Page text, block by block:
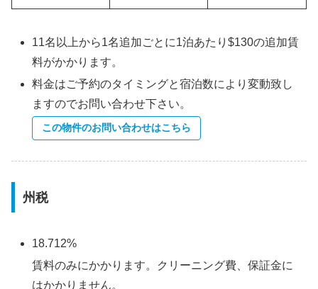
11名以上から1名追加ごとに1泊あたり$130の追加賃
料がかかります。
料金はご予約のタイミングと宿泊数により変動致し
ますのでお問い合わせ下さい。
この物件のお問い合わせはこちら
州税
18.712%
賃料のみにかかります。クリーニング費、保証金に
はかかりません。